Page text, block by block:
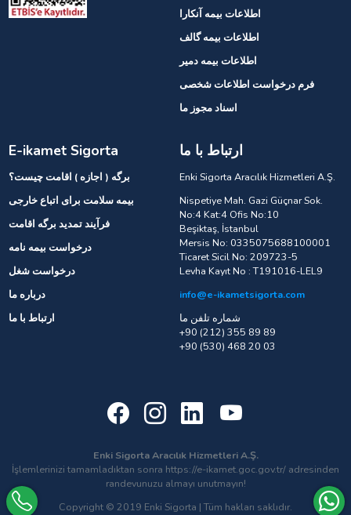
اطلاعات بیمه آنکارا
اطلاعات بیمه گالف
اطلاعات بیمه دمیر
فرم درخواست اطلاعات شخصی
اسناد مجوز ما
E-ikamet Sigorta
برگه ( اجازه ) اقامت چیست؟
بیمه سلامت برای اتباع خارجی
فرآیند تمدید برگه اقامت
درخواست بیمه نامه
درخواست شغل
درباره ما
ارتباط با ما
ارتباط با ما
Enki Sigorta Aracılık Hizmetleri A.Ş.
Nispetiye Mah. Gazi Güçnar Sok.
No:4 Kat:4 Ofis No:10
Beşiktaş, İstanbul
Mersis No: 0335075688100001
Ticaret Sicil No: 209723-5
Levha Kayıt No : T191016-LEL9
info@e-ikametsigorta.com
شماره تلفن ما
+90 (212) 355 89 89
+90 (530) 468 20 03
Enki Sigorta Aracılık Hizmetleri A.Ş.
İşlemlerinizi tamamladıktan sonra https://e-ikamet.goc.gov.tr/ adresinden
randevunuzu almayı unutmayın!
Copyright © 2019 Enki Sigorta | Tüm hakları saklıdır.